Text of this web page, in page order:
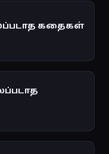
கதைகள்